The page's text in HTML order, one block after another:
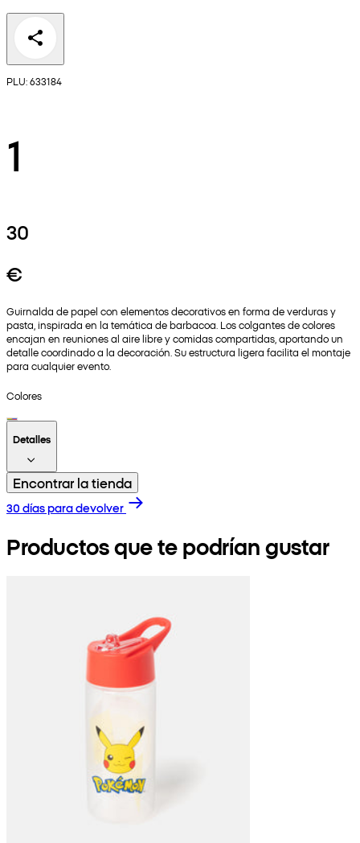
PLU: 633184
1
30
€
Guirnalda de papel con elementos decorativos en forma de verduras y
pasta, inspirada en la temática de barbacoa. Los colgantes de colores
encajan en reuniones al aire libre y comidas compartidas, aportando un
detalle coordinado a la decoración. Su estructura ligera facilita el montaje
para cualquier evento.
Colores
Detalles
Encontrar la tienda
30 días para devolver
Productos que te podrían gustar